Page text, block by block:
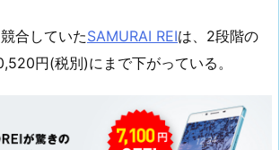
合していたSAMURAI REIは、2段階の
円(税別)にまで下がっている。